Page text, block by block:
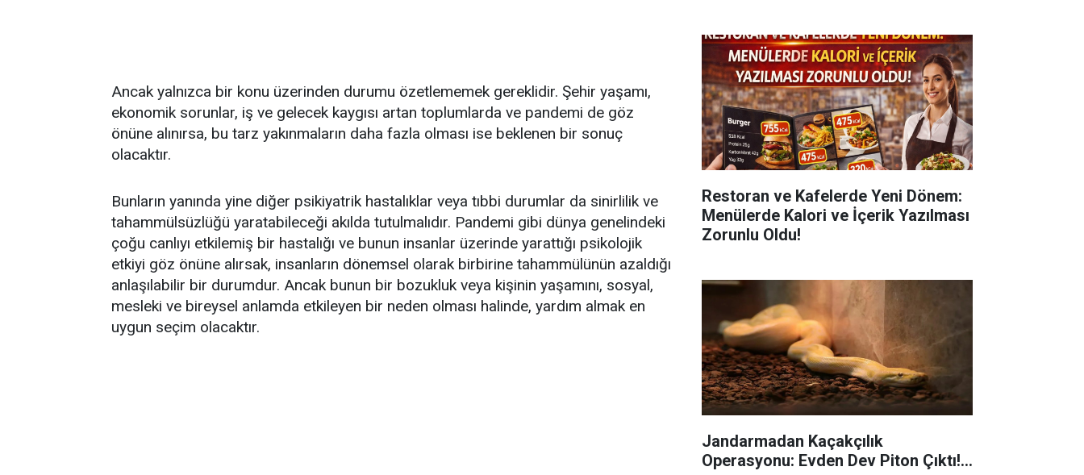
Ancak yalnızca bir konu üzerinden durumu özetlememek gereklidir. Şehir yaşamı,
ekonomik sorunlar, iş ve gelecek kaygısı artan toplumlarda ve pandemi de göz
önüne alınırsa, bu tarz yakınmaların daha fazla olması ise beklenen bir sonuç
olacaktır.
Bunların yanında yine diğer psikiyatrik hastalıklar veya tıbbi durumlar da sinirlilik ve
tahammülsüzlüğü yaratabileceği akılda tutulmalıdır. Pandemi gibi dünya genelindeki
çoğu canlıyı etkilemiş bir hastalığı ve bunun insanlar üzerinde yarattığı psikolojik
etkiyi göz önüne alırsak, insanların dönemsel olarak birbirine tahammülünün azaldığı
anlaşılabilir bir durumdur. Ancak bunun bir bozukluk veya kişinin yaşamını, sosyal,
mesleki ve bireysel anlamda etkileyen bir neden olması halinde, yardım almak en
uygun seçim olacaktır.
Restoran ve Kafelerde Yeni Dönem:
Menülerde Kalori ve İçerik Yazılması
Zorunlu Oldu!
Jandarmadan Kaçakçılık
Operasyonu: Evden Dev Piton Çıktı!...